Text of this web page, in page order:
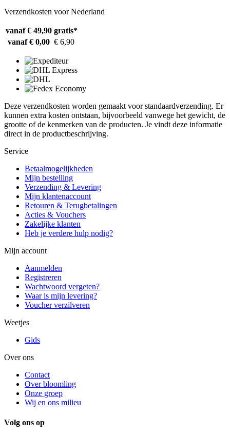
Verzendkosten voor Nederland
vanaf € 49,90 gratis*
vanaf € 0,00 € 6,90
Deze verzendkosten worden gemaakt voor standaardverzending. Er
kunnen extra kosten ontstaan, bijvoorbeeld vanwege het gewicht, de
grootte of de kenmerken van de producten. Je vindt deze informatie
direct in de productbeschrijving.
Service
Betaalmogelijkheden
Mijn bestelling
Verzending & Levering
Mijn klantenaccount
Retouren & Terugbetalingen
Acties & Vouchers
Zakelijke klanten
Heb je verdere hulp nodig?
Mijn account
Aanmelden
Registreren
Wachtwoord vergeten?
Waar is mijn levering?
Voucher verzilveren
Weetjes
Gids
Over ons
Contact
Over bloomling
Onze groep
Wij en ons milieu
Volg ons op